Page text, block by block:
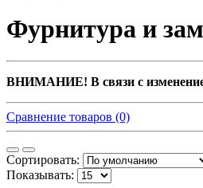
Фурнитура и
ВНИМАНИЕ! В связи с
Сравнение товаров (0)
Сортировать:
Показывать: